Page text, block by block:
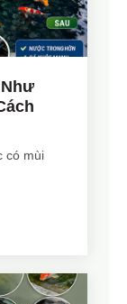
có mùi